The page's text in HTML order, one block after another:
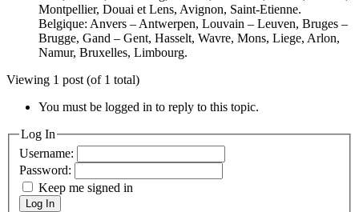
Montpellier, Douai et Lens, Avignon, Saint-Etienne.
Belgique: Anvers – Antwerpen, Louvain – Leuven, Bruges –
Brugge, Gand – Gent, Hasselt, Wavre, Mons, Liege, Arlon,
Namur, Bruxelles, Limbourg.
Viewing 1 post (of 1 total)
You must be logged in to reply to this topic.
Log In
Username:
Password:
Keep me signed in
Log In